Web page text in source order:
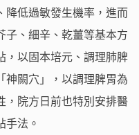
降低過敏發生機率，進而
子、細辛、乾薑等基本方
，以固本培元、調理肺脾
神闕穴」，以調理脾胃為
，院方日前也特別安排醫
手法。